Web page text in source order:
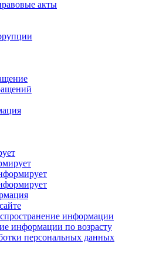
акты
информации
информации по возрасту
персональных данных